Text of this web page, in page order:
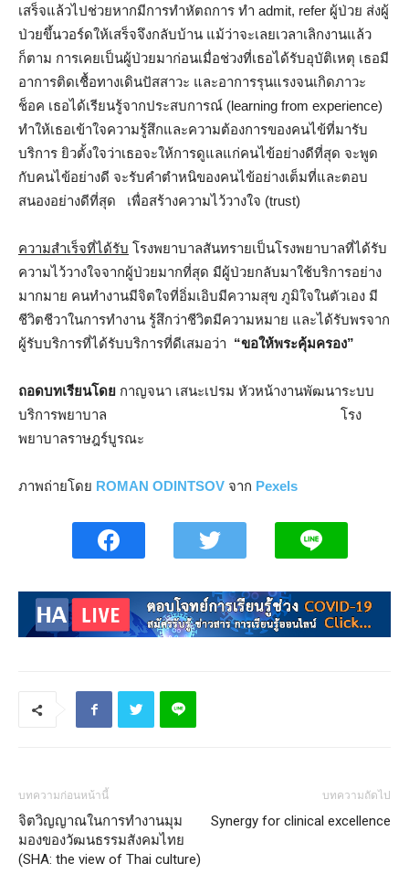
เสร็จแล้วไปช่วยหากมีการทำหัตถการ ทำ admit, refer ผู้ป่วย ส่งผู้
ป่วยขึ้นวอร์ดให้เสร็จจึงกลับบ้าน แม้ว่าจะเลยเวลาเลิกงานแล้ว
ก็ตาม การเคยเป็นผู้ป่วยมาก่อนเมื่อช่วงที่เธอได้รับอุบัติเหตุ เธอมี
อาการติดเชื้อทางเดินปัสสาวะ และอาการรุนแรงจนเกิดภาวะ
ช็อค เธอได้เรียนรู้จากประสบการณ์ (learning from experience)
ทำให้เธอเข้าใจความรู้สึกและความต้องการของคนไข้ที่มารับ
บริการ ยิวตั้งใจว่าเธอจะให้การดูแลแก่คนไข้อย่างดีที่สุด จะพูด
กับคนไข้อย่างดี จะรับคำตำหนิของคนไข้อย่างเต็มที่และตอบ
สนองอย่างดีที่สุด เพื่อสร้างความไว้วางใจ (trust)
ความสำเร็จที่ได้รับ โรงพยาบาลสันทรายเป็นโรงพยาบาลที่ได้รับ
ความไว้วางใจจากผู้ป่วยมากที่สุด มีผู้ป่วยกลับมาใช้บริการอย่าง
มากมาย คนทำงานมีจิตใจที่อิ่มเอิบมีความสุข ภูมิใจในตัวเอง มี
ชีวิตชีวาในการทำงาน รู้สึกว่าชีวิตมีความหมาย และได้รับพรจาก
ผู้รับบริการที่ได้รับบริการที่ดีเสมอว่า “ขอให้พระคุ้มครอง”
ถอดบทเรียนโดย กาญจนา เสนะเปรม หัวหน้างานพัฒนาระบบ
บริการพยาบาล โรง
พยาบาลราษฎร์บูรณะ
ภาพถ่ายโดย ROMAN ODINTSOV จาก Pexels
บทความก่อนหน้านี้
จิตวิญญาณในการทำงานมุม
มองของวัฒนธรรมสังคมไทย
(SHA: the view of Thai culture)
บทความถัดไป
Synergy for clinical excellence